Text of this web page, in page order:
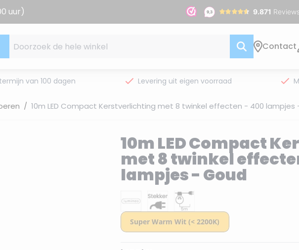
uur)
Contact
van 100 dagen Levering uit eigen voorraad
/ 10m LED Compact Kerstverlichting met 8 twinkel effecten - 400 lampjes
10m LED Compact
met 8 twinkel
lampjes - Goud